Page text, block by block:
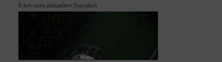
6 km vom aktuellen Standort